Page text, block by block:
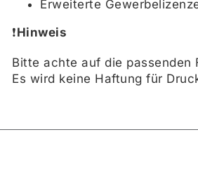
Erweiterte
❗️Hinweis
Bitte achte auf die passenden
Es wird keine Haftung für